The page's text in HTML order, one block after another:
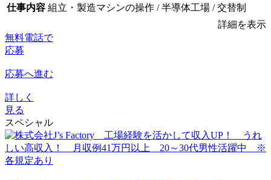
仕事内容 組立・製造マシンの操作 / 半導体工場 / 交替制
詳細を表示
無料電話で
応募
応募へ進む
詳しく
見る
スペシャル